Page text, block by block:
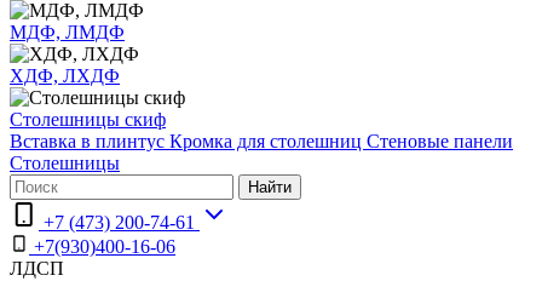
МДФ, ЛМДФ
ХДФ, ЛХДФ
Столешницы скиф
Вставка в плинтус Кромка для столешниц Стеновые панели
Столешницы
Найти
+7 (473) 200-74-61
+7(930)400-16-06
ЛДСП